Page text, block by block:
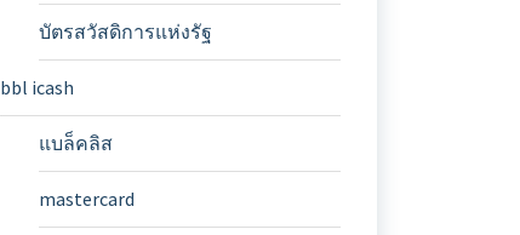
บัตรสวัสดิการแห่งรัฐ
bbl icash
แบล็คลิส
mastercard